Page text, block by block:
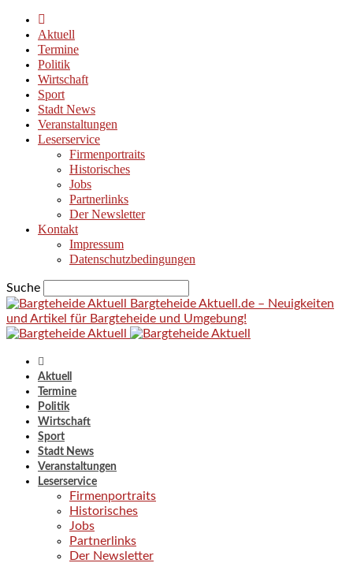
Aktuell
Termine
Politik
Wirtschaft
Sport
Stadt News
Veranstaltungen
Leserservice
Firmenportraits
Historisches
Jobs
Partnerlinks
Der Newsletter
Kontakt
Impressum
Datenschutzbedingungen
Suche
Bargteheide Aktuell.de – Neuigkeiten
und Artikel für Bargteheide und Umgebung!
Aktuell
Termine
Politik
Wirtschaft
Sport
Stadt News
Veranstaltungen
Leserservice
Firmenportraits
Historisches
Jobs
Partnerlinks
Der Newsletter